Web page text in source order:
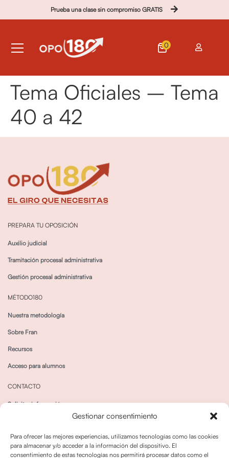
Gestionar consentimiento
Para ofrecer las mejores experiencias, utilizamos tecnologías como las cookies
para almacenar y/o acceder a la información del dispositivo. El
consentimiento de estas tecnologías nos permitirá procesar datos como el
Prueba una clase sin compromiso GRATIS
0
Tema Oficiales – Tema
40 a 42
PREPARA TU OPOSICIÓN
Auxilio judicial
Tramitación procesal administrativa
Gestión procesal administrativa
MÉTODO180
Nuestra metodología
Sobre Fran
Recursos
Acceso para alumnos
CONTACTO
Solicitar información